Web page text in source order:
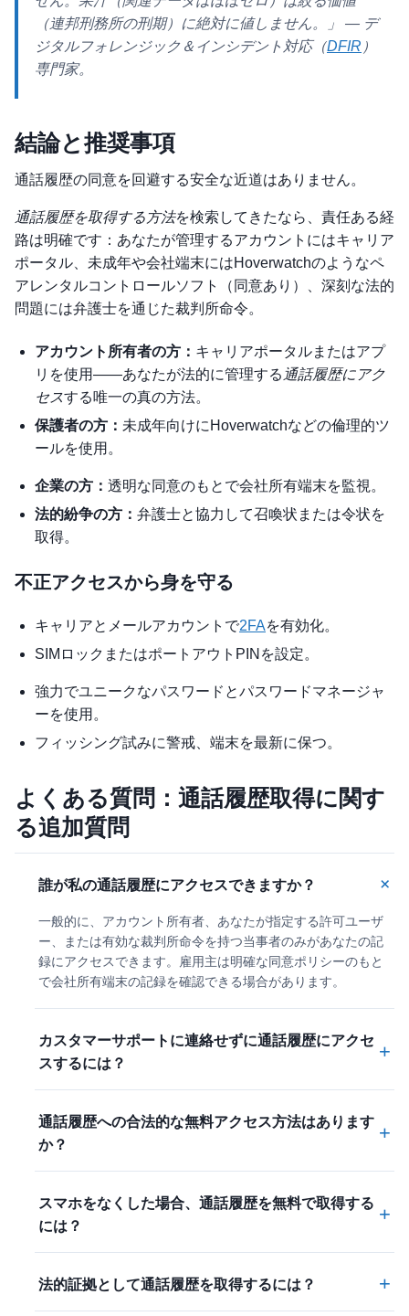
（連邦刑務所の刑期）に絶対に値しません。」
— デ
ジタルフォレンジック＆インシデント対応（DFIR ）
専門家。
結論と推奨事項
通話履歴の同意を回避する安全な近道はありません。
通話履歴を取得する方法を検索してきたなら、責任ある経
路は明確です：あなたが管理するアカウントにはキャリア
ポータル、未成年や会社端末にはHoverwatchのようなペ
アレンタルコントロールソフト（同意あり）、深刻な法的
問題には弁護士を通じた裁判所命令。
アカウント所有者の方： キャリアポータルまたはアプ
リを使用——あなたが法的に管理する 通話履歴にアク
セスする唯一の真の方法。
保護者の方： 未成年向けにHoverwatchなどの倫理的ツ
ールを使用。
企業の方： 透明な同意のもとで会社所有端末を監視。
法的紛争の方： 弁護士と協力して召喚状または令状を
取得。
不正アクセスから身を守る
キャリアとメールアカウントで2FAを有効化。
SIMロックまたはポートアウトPINを設定。
強力でユニークなパスワードとパスワードマネージャ
ーを使用。
フィッシング試みに警戒、端末を最新に保つ。
よくある質問：通話履歴取得に関す
る追加質問
誰が私の通話履歴にアクセスできますか？ +
一般的に、アカウント所有者、あなたが指定する許可ユーザ
ー、または有効な裁判所命令を持つ当事者のみがあなたの記
録にアクセスできます。雇用主は明確な同意ポリシーのもと
で会社所有端末の記録を確認できる場合があります。
カスタマーサポートに連絡せずに通話履歴にアクセ
スするには？
+
通話履歴への合法的な無料アクセス方法はあります
か？
+
スマホをなくした場合、通話履歴を無料で取得する
には？
+
法的証拠として通話履歴を取得するには？ +